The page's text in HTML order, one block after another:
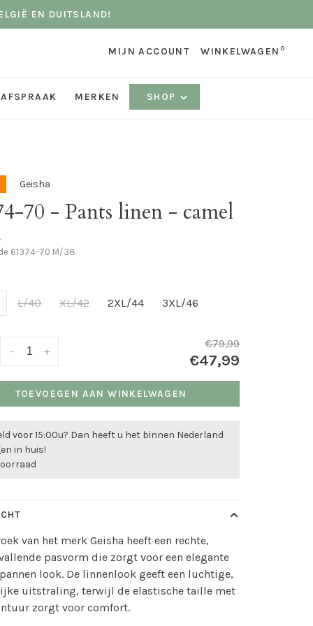
EN DUITSLAND!
MIJN ACCOUNT WINKELWAGEN 0
MERKEN SHOP
Geisha
70 - Pants linen - camel
61374-70 M/38
L/40 XL/42 2XL/44 3XL/46
+
-
€79,99
€47,99
TOEVOEGEN AAN WINKELWAGEN
voor 15:00u? Dan heeft u het binnen Nederland
in huis!
van het merk Geisha heeft een rechte,
pasvorm die zorgt voor een elegante
look. De linnenlook geeft een luchtige,
uitstraling, terwijl de elastische taille met
zorgt voor comfort.